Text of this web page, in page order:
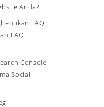
Anda?
FAQ
FAQ
Console
Social